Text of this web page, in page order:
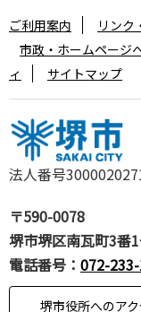
法人番号
〒590-0078
堺市堺区南瓦町3番
電話番号： 072-
堺市役所へのア
ご利用案内 リンク
市政・ホームページ
ィ
サイトマップ